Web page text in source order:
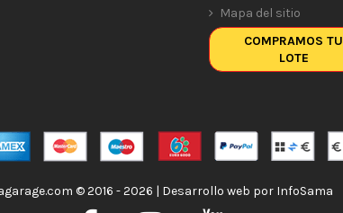
Mapa del sitio
COMPRAMOS TU
LOTE
© 2016 - 2026 | Desarrollo web por InfoSama